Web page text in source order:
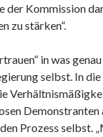
der Kommission
zu stärken“.
in was
selbst. In
Demonstranten
Prozess selbst.